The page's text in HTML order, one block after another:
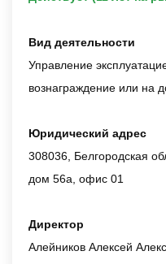
Вид деятельности
Управление
вознаграждение или на
Юридический адрес
308036, Белгородская
дом 56а, офис 01
Директор
Алейников Алексей